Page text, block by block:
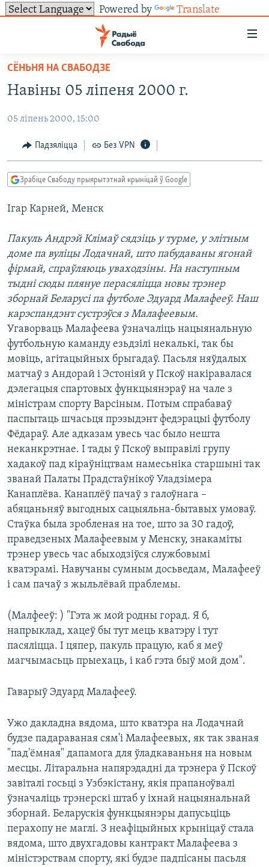
Powered by Translate
ўнівэрсальнага
доступу
Перайсьці
да
галоўнага
Перайсьці
да
галоўнай
навігацыі
Перайсьці
пошуку
ВІДЭА І ФОТА
ЛЮДЗІ
ЭКАНОМІКА
ВАЙНА
ПАЛІТВЯЗЬНІ
КУЛЬТУРА
КАЛЯНДАР
ТЭСТЫ
БЛОГІ
ПАДКАСТЫ
КНІГІ
PREMIUM
МОВА
НА ХВАЛЯХ СВАБОДЫ
СУВЯЗЬ
АБЫСЬЦІ БЛЯКАВАНЬНЕ
ПАДПІСАЦЦА
ПАДКАСТЫ
FACEBOOK
САЧЫЦЕ ЗА АБНАЎЛЕНЬНЯМІ
Усе сайты РС/РСЭ
СЁНЬНЯ НА СВАБОДЗЕ
Навіны 05 ліпеня 2000 г.
05 ліпень 2000, 15:00
Падзяліцца Без VPN
Зрабіце Свабоду прыярытэтнай крыніцай ў Google
Ігар Карней, Менск
Пакуль Андрэй Клімаў сядзіць у турме, у элітным
доме па вуліцы Лодачнай, што пабудаваны ягонай
фірмай, спраўляюць уваходзіны. На наступным
тыдні сюды плянуе перасяліцца новы трэнер
зборнай Беларусі па футболе Эдуард Малафееў. Наш
карэспандэнт сустрэўся з Малафеевым.
Угаворваць Малафеева ўзначаліць нацыянальную
футбольную каманду езьдзілі некалькі, так бы
мовіць, агітацыйных брыгадаў. Пасьля няўдалых
матчаў з Андорай і Эстоніяй у Пскоў накіравалася
дэлегацыя спартовых функцыянэраў на чале з
міністрам спорту Варсіным. Потым спрабаваў
паспытаць шчасьця прэзыдэнт федэрацыі футболу
Фёдараў. Але адказам увесь час было нешта
неканкрэтнае. І тады ў Пскоў выправілі групу
хадакоў пад кіраўніцтвам намесьніка старшыні так
званай Палаты Прадстаўнікоў Уладзімера
Канаплёва. Канаплёў пачаў з галоўнага –
абяцаньняў выгодных сацыяльна-бытавых умоваў.
Стаўка была зробленая на тое, што за 30 гадоў,
праведзеных Малафеевым у Менску, знакаміты
трэнер увесь час абыходзіўся службовымі
кватэрамі. Навучаны сумным досьведам, Малафееў
і сам пачаў з жыльлёвай праблемы.
(Малфееў: ) "Гэта ж мой родны горад. Я б,
напрыклад, хацеў бы тут мець кватэру і тут
пасяліцца. І цяпер, пакуль працую, каб я меў
магчымасьць прыехаць, і каб гэта быў мой дом".
Гаварыў Эдуард Малафееў.
Ужо дакладна вядома, што кватэра на Лодачнай
будзе падараваная сям'і Малафеевых, як так званая
"пад'ёмная" дапамога для ўладкаваньня на новым
месцы. Літаральна напярэдадні да трэнера ў Пскоў
завіталі госьці з Узбэкістану, якія прапаноўвалі
ўзначаліць трэнерскі штаб у іхнай нацыянальнай
зборнай. Беларускія функцыянэры дапусьціць
перахопу не маглі. З неафіцыйных крыніцаў стала
вядома, што двухгадовы кантракт Малафеева з
міністэрствам спорту, які будзе падпісаны пасьля